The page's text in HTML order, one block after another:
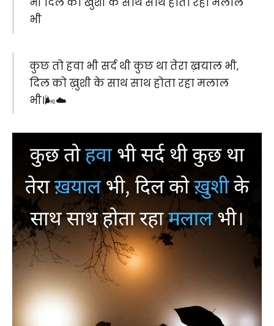
भी
कुछ तो हवा भी सर्द थी कुछ था तेरा ख़याल भी,
दिल को ख़ुशी के साथ साथ होता रहा मलाल
भी।🌬️☁️